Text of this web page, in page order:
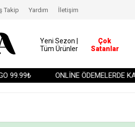
99.99₺ ONLİNE ÖDEMELERDE
Takip Yardım İletişim
Yeni Sezon |
Tüm Ürünler
Çok
Satanlar